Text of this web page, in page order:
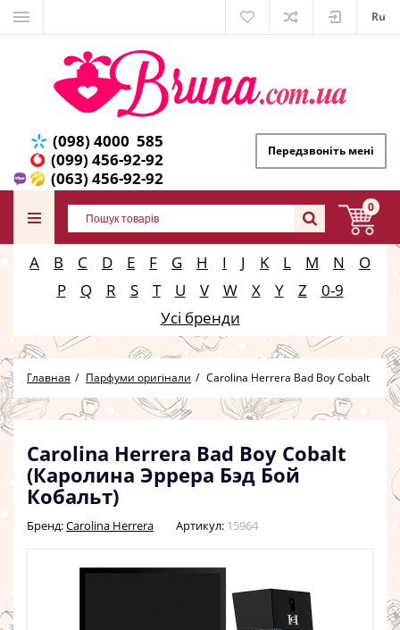
Ru
(098) 4000 585
(099) 456-92-92
(063) 456-92-92
Передзвоніть мені
0
A B C D E F G H I J K L M N
O
P
Q R S T U V W X Y Z
0-9
Усі бренди
Главная Парфуми оригінали Carolina Herrera Bad Boy Cobalt
Carolina Herrera Bad Boy Cobalt
(Каролина Эррера Бэд Бой
Кобальт)
Бренд:Carolina Herrera Артикул: 15964